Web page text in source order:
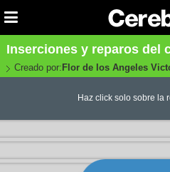
Inserciones y reparos del
Creado por: Flor de los Angeles
Haz click solo sobre la